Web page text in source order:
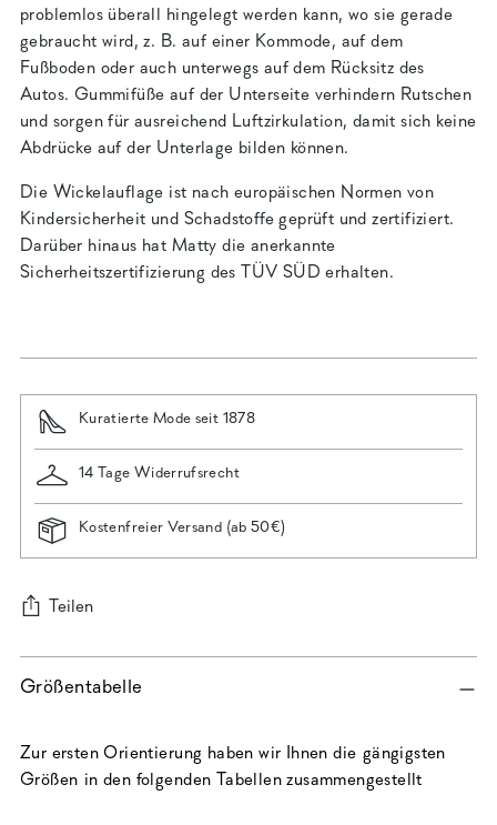
problemlos überall hingelegt werden kann, wo sie gerade
gebraucht wird, z. B. auf einer Kommode, auf dem
Fußboden oder auch unterwegs auf dem Rücksitz des
Autos. Gummifüße auf der Unterseite verhindern Rutschen
und sorgen für ausreichend Luftzirkulation, damit sich keine
Abdrücke auf der Unterlage bilden können.
Die Wickelauflage ist nach europäischen Normen von
Kindersicherheit und Schadstoffe geprüft und zertifiziert.
Darüber hinaus hat Matty die anerkannte
Sicherheitszertifizierung des TÜV SÜD erhalten.
Kuratierte Mode seit 1878
14 Tage Widerrufsrecht
Kostenfreier Versand (ab 50€)
Teilen
in
Warenkorb
legen
Größentabelle
Zur ersten Orientierung haben wir Ihnen die gängigsten
Größen in den folgenden Tabellen zusammengestellt